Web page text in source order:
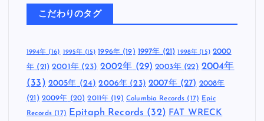
こだわりのタグ
1994年(16) 1995年 (15) 1996年(19) 1997年 (21) 1998年 (15) 2000
年 (21) 2001年(23) 2002年 (29) 2003年 (22) 2004年
(33) 2005年 (24) 2006年 (23) 2007年(27) 2008年
(21) 2009年 (20) 2011年 (19) Columbia Records (17) Epic
Records (17) Epitaph Records (32) FAT WRECK